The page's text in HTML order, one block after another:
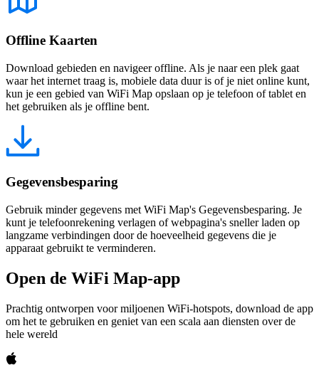
Offline Kaarten
Download gebieden en navigeer offline. Als je naar een plek gaat
waar het internet traag is, mobiele data duur is of je niet online kunt,
kun je een gebied van WiFi Map opslaan op je telefoon of tablet en
het gebruiken als je offline bent.
Gegevensbesparing
Gebruik minder gegevens met WiFi Map's Gegevensbesparing. Je
kunt je telefoonrekening verlagen of webpagina's sneller laden op
langzame verbindingen door de hoeveelheid gegevens die je
apparaat gebruikt te verminderen.
Open de WiFi Map-app
Prachtig ontworpen voor miljoenen WiFi-hotspots, download de app
om het te gebruiken en geniet van een scala aan diensten over de
hele wereld